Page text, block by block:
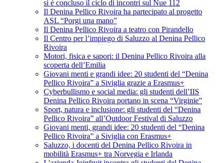
si è concluso il ciclo di incontri sul Nue 112
Il Denina Pellico Rivoira ha partecipato al progetto
ASL “Porgi una mano”
Il Denina Pellico Rivoira a teatro con Pirandello
Il Centro per l’impiego di Saluzzo al Denina Pellico
Rivoira
Motori, fisica e sapori: il Denina Pellico Rivoira alla
scoperta dell’Emilia
Giovani menti e grandi idee: 20 studenti del “Denina
Pellico Rivoira” a Siviglia grazie a Erasmus+
Cyberbullismo e social media: gli studenti dell’IIS
Denina Pellico Rivoira portano in scena “Virginie”
Sport, natura e inclusione: gli studenti del “Denina
Pellico Rivoira” all’Outdoor Festival di Saluzzo
Giovani menti, grandi idee: 20 studenti del “Denina
Pellico Rivoira” a Siviglia con Erasmus+
Saluzzo, i docenti del Denina Pellico Rivoira in
mobilità Erasmus+ tra Norvegia e Irlanda